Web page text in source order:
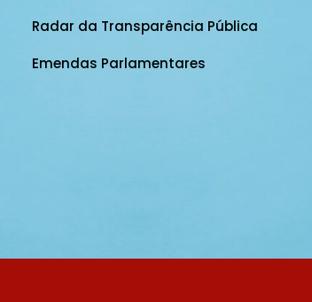
Radar da Transparência Pública
Emendas Parlamentares